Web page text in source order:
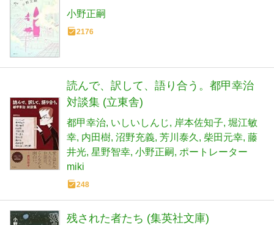
小野正嗣
2176
読んで、訳して、語り合う。都甲幸治
対談集​ (立東舎)
都甲幸治 いしいしんじ 岸本佐知子 堀江敏
幸 内田樹 沼野充義 芳川泰久 柴田元幸 藤
井光 星野智幸 小野正嗣
ポートレーター
miki
248
残された者たち (集英社文庫)